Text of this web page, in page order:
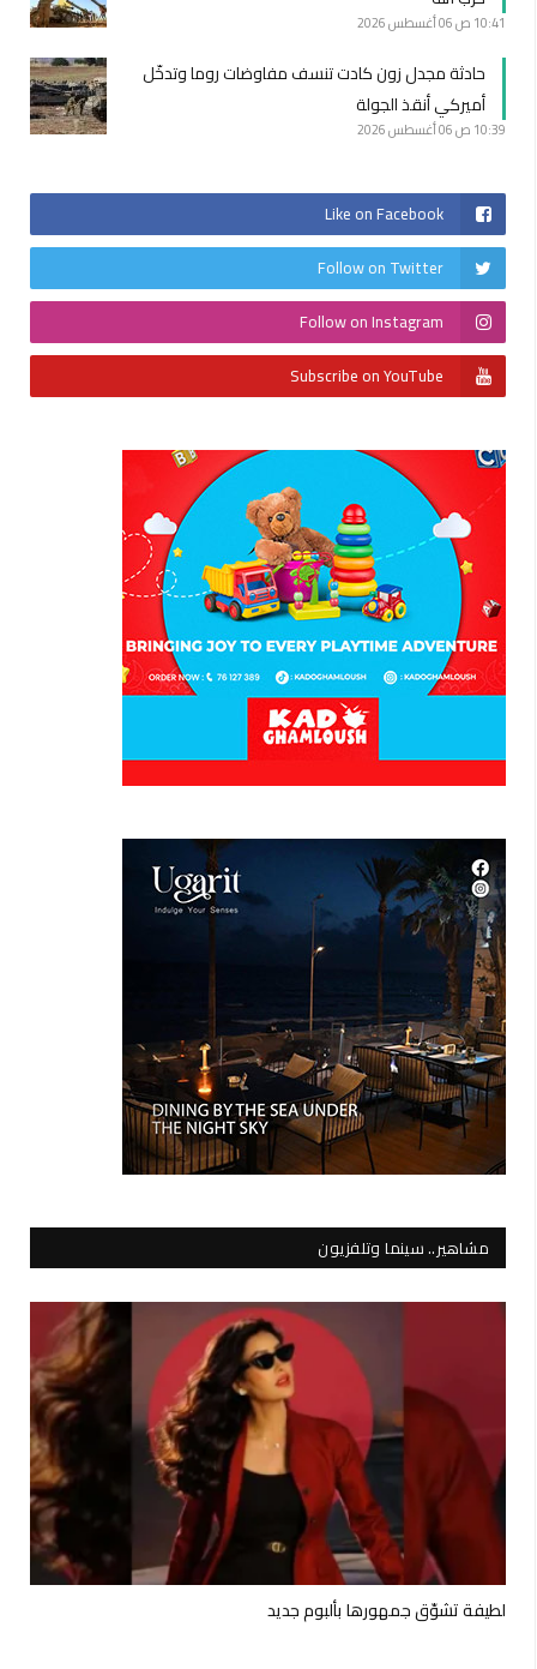
10:41 ص 06 أغسطس 2026
حادثة مجدل زون كادت تنسف مفاوضات روما وتدخّل
أميركي أنقذ الجولة
10:39 ص 06 أغسطس 2026
Like on Facebook
Follow on Twitter
Follow on Instagram
Subscribe on YouTube
مشاهير.. سينما وتلفزيون
لطيفة تشوّق جمهورها بألبوم جديد